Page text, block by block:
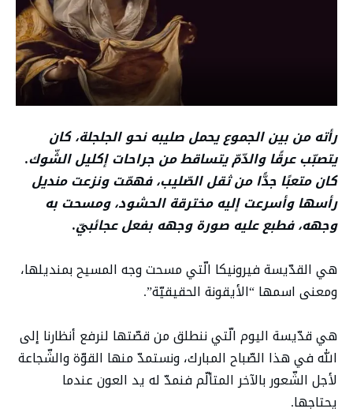
رأته من بين الجموع يحمل صليبه نحو الجلجلة، كان
يتصبّب عرقًا والدّمّ يتساقط من جراحات إكليل الشّوك.
كان متعبًا جدًّا من ثقل الصّليب، فهمّت ونزعت منديل
رأسها وأسرعت إليه مخترقة الحشود، ومسحت به
وجهه، فطبع عليه صورة وجهه بفعل عجائبيّ.
هي القدّيسة فيرونيكا الّتي مسحت وجه المسيح بمنديلها،
ومعنى اسمها “الأيقونة الحقيقيّة”.
هي قدّيسة اليوم الّتي ننطلق من قصّتها لنرفع أنظارنا إلى
الله في هذا الصّباح المبارك، ونستمدّ منها القوّة والشّجاعة
لأجل الشّعور بالآخر المتألّم فنمدّ له يد العون عندما
يحتاجها.